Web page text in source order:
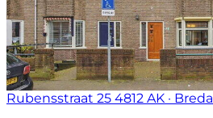
Rubensstraat 25 4812 AK · Breda